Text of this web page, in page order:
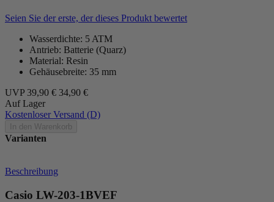
Seien Sie der erste, der dieses Produkt bewertet
Wasserdichte: 5 ATM
Antrieb: Batterie (Quarz)
Material: Resin
Gehäusebreite: 35 mm
UVP 39,90 € 34,90 €
Auf Lager
Kostenloser Versand (D)
In den Warenkorb
Varianten
Beschreibung
Casio LW-203-1BVEF